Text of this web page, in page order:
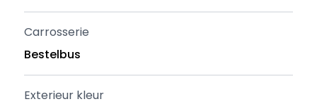
Carrosserie
Bestelbus
Exterieur kleur